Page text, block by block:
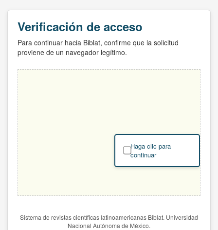
Verificación de acceso
Para continuar hacia Biblat, confirme que la solicitud
proviene de un navegador legítimo.
Haga clic para
continuar
Sistema de revistas científicas latinoamericanas Biblat. Universidad
Nacional Autónoma de México.